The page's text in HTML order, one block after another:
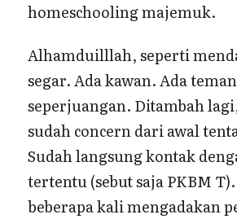
homeschooling majemuk.
Alhamduilllah, seperti
segar. Ada kawan. Ada teman
seperjuangan. Ditambah
sudah concern dari awal
Sudah langsung kontak
tertentu (sebut saja PKBM
beberapa kali mengadakan